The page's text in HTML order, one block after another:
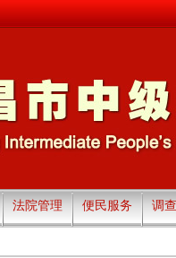
法院管理 便民服务 调